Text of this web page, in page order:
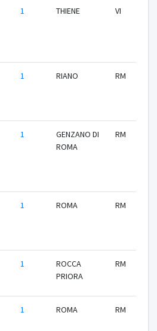
1 THIENE VI
1 RIANO RM
1
GENZANO DI
ROMA
RM
1 ROMA RM
1
ROCCA
PRIORA
RM
1 ROMA RM